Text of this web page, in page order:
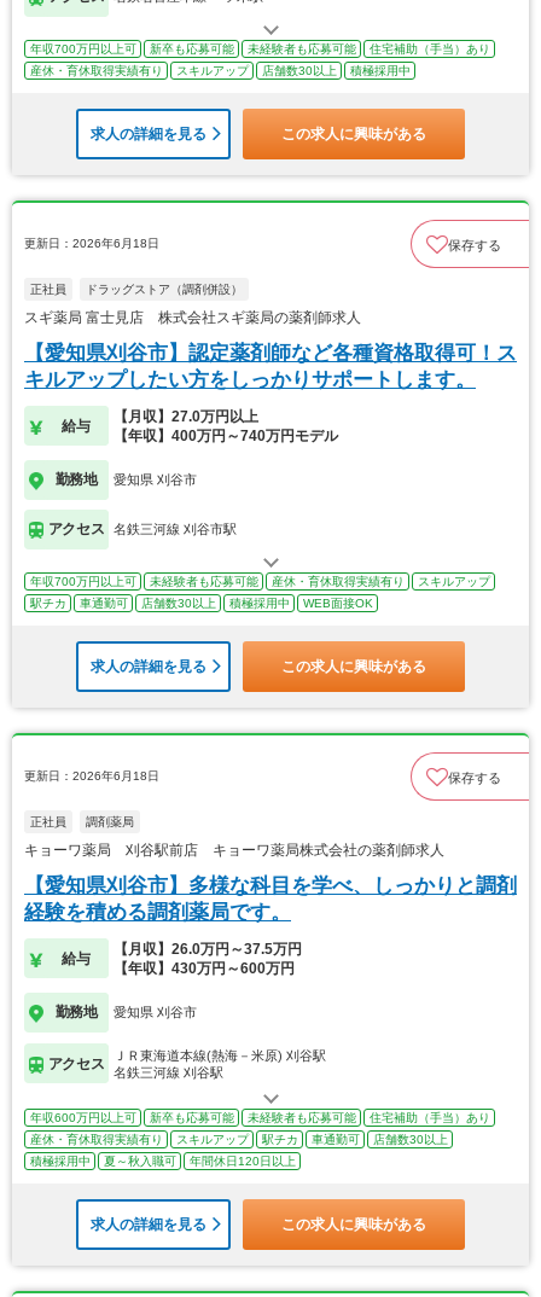
年収700万円以上可 新卒も応募可能 未経験者も応募可能
住宅補助（手当）あり
産休・育休取得実績有り
スキルアップ 店舗数30以上 積極採用中
求人の詳細を見る この求人に興味がある
更新日：2026年6月18日 保存する
正社員 ドラッグストア（調剤併設）
スギ薬局 富士見店 株式会社スギ薬局の薬剤師求人
【愛知県刈谷市】認定薬剤師など各種資格取得可！ス
キルアップしたい方をしっかりサポートします。
給与
【月収】27.0万円以上
【年収】400万円～740万円モデル
勤務地 愛知県 刈谷市
アクセス 名鉄三河線 刈谷市駅
年収700万円以上可 未経験者も応募可能 産休・育休取得実績有り
スキルアップ
駅チカ
車通勤可 店舗数30以上 積極採用中 WEB面接OK
求人の詳細を見る この求人に興味がある
更新日：2026年6月18日 保存する
正社員 調剤薬局
キョーワ薬局 刈谷駅前店 キョーワ薬局株式会社の薬剤師求人
【愛知県刈谷市】多様な科目を学べ、しっかりと調剤
経験を積める調剤薬局です。
給与
【月収】26.0万円～37.5万円
【年収】430万円～600万円
勤務地 愛知県 刈谷市
アクセス
ＪＲ東海道本線(熱海－米原) 刈谷駅
名鉄三河線 刈谷駅
年収600万円以上可 新卒も応募可能 未経験者も応募可能
住宅補助（手当）あり
産休・育休取得実績有り
スキルアップ 駅チカ 車通勤可
店舗数30以上
積極採用中
夏～秋入職可 年間休日120日以上
求人の詳細を見る この求人に興味がある